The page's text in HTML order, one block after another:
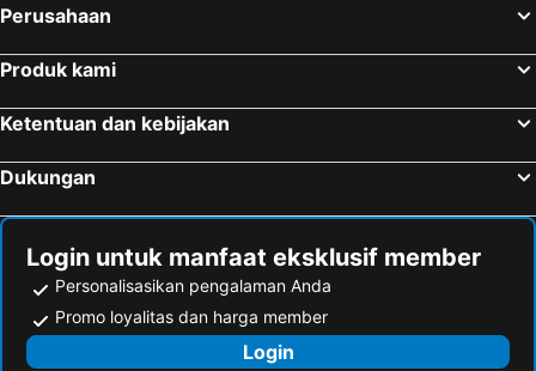
Perusahaan
Produk kami
Ketentuan dan kebijakan
Dukungan
Login untuk manfaat eksklusif member
Personalisasikan pengalaman Anda
Promo loyalitas dan harga member
Login